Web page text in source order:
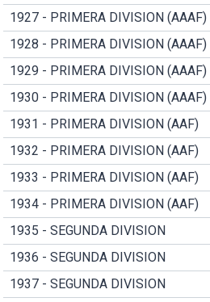
1927 - PRIMERA DIVISION (AAAF)
1928 - PRIMERA DIVISION (AAAF)
1929 - PRIMERA DIVISION (AAAF)
1930 - PRIMERA DIVISION (AAAF)
1931 - PRIMERA DIVISION (AAF)
1932 - PRIMERA DIVISION (AAF)
1933 - PRIMERA DIVISION (AAF)
1934 - PRIMERA DIVISION (AAF)
1935 - SEGUNDA DIVISION
1936 - SEGUNDA DIVISION
1937 - SEGUNDA DIVISION